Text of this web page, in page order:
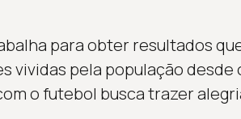
para obter resultados
vividas pela população desde
o futebol busca trazer